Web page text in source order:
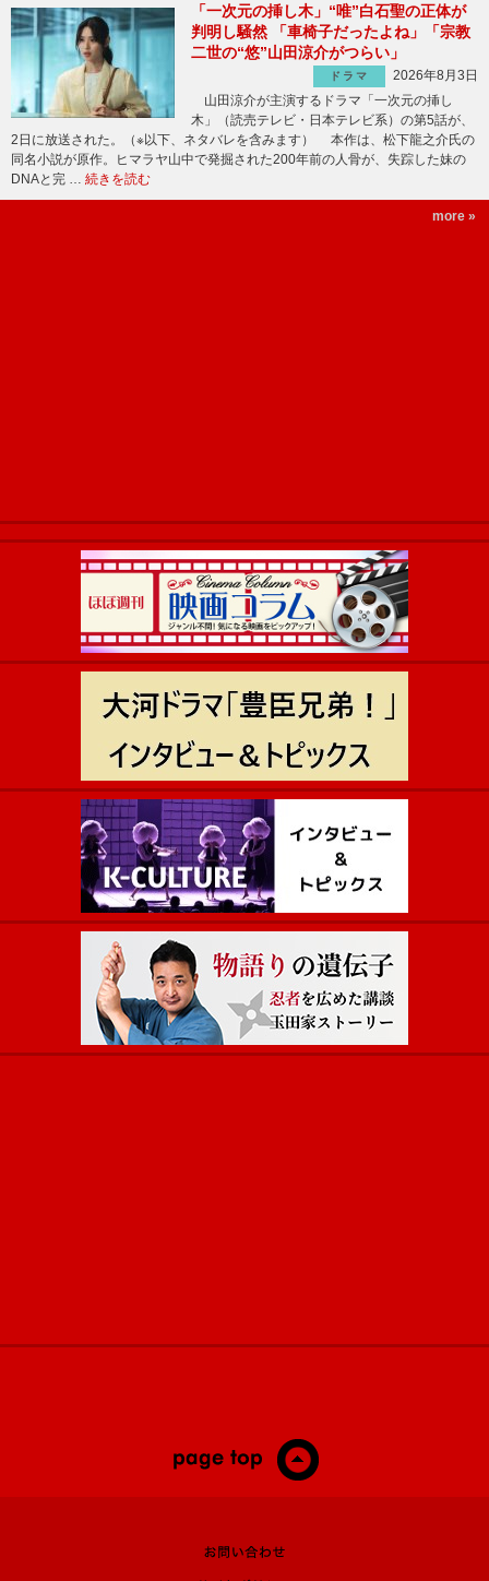
「一次元の挿し木」“唯”白石聖の正体が
判明し騒然 「車椅子だったよね」「宗教
二世の“悠”山田涼介がつらい」
ドラマ
2026年8月3日
山田涼介が主演するドラマ「一次元の挿し
木」（読売テレビ・日本テレビ系）の第5話が、
2日に放送された。（※以下、ネタバレを含みます） 本作は、松下龍之介氏の
同名小説が原作。ヒマラヤ山中で発掘された200年前の人骨が、失踪した妹の
DNAと完 … 続きを読む
more »